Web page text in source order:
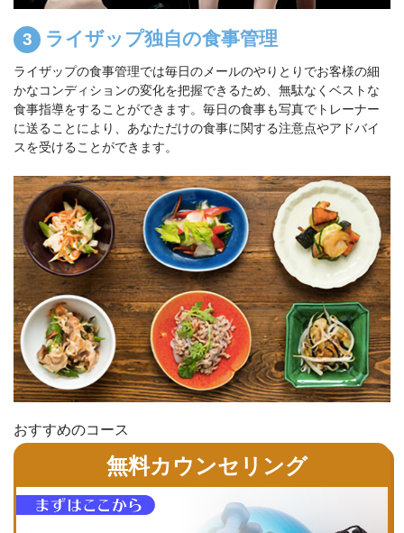
ライザップ独自の食事管理
ライザップの食事管理では毎日のメールのやりとりでお客様の細
かなコンディションの変化を把握できるため、無駄なくベストな
食事指導をすることができます。毎日の食事も写真でトレーナー
に送ることにより、あなただけの食事に関する注意点やアドバイ
スを受けることができます。
おすすめのコース
無料カウンセリング